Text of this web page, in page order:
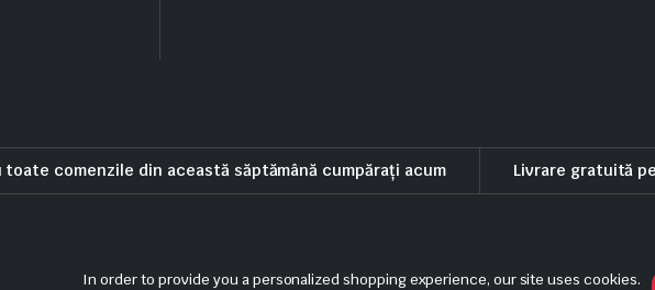
comenzile din această săptămână cumpărați acum Livrare gratuită
privind cookie-urile Termeni si conditii Politica de rambursare Politica de livrare si
In order to provide you a personalized shopping experience, our site uses cookies.